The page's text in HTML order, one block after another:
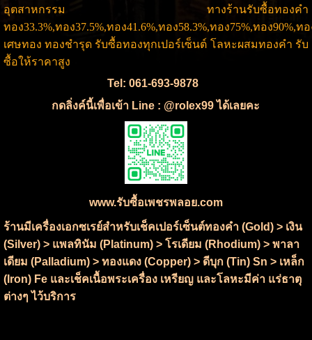
อุตสาหกรรม ทางร้านรับซื้อทองคำ
ทอง33.3%,ทอง37.5%,ทอง41.6%,ทอง58.3%,ทอง75%,ทอง90%,ท
เศษทอง ทองชำรุด รับซื้อทองทุกเปอร์เซ็นต์ โลหะผสมทองคำ รับ
ซื้อให้ราคาสูง
Tel: 061-693-9878
กดลิ่งค์นี้เพื่อเข้า Line : @rolex99 ได้เลยคะ
www.รับซื้อเพชรพลอย.com
ร้านมีเครื่องเอกซเรย์สำหรับเช็คเปอร์เซ็นต์ทองคำ (Gold) > เงิน
(Silver) > แพลทินัม (Platinum) > โรเดียม (Rhodium) > พาลา
เดียม (Palladium) > ทองแดง (Copper) > ดีบุก (Tin) Sn > เหล็ก
(Iron) Fe และเช็คเนื้อพระเครื่อง เหรียญ และโลหะมีค่า แร่ธาตุ
ต่างๆ ไว้บริการ